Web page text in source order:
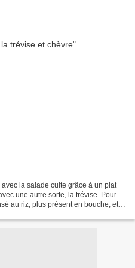
la salade cuite grâce à un plat
une autre sorte, la trévise. Pour
au riz, plus présent en bouche, et